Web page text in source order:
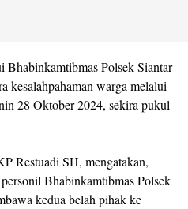
Bhabinkamtibmas Polsek Siantar
kesalahpahaman warga melalui
28 Oktober 2024, sekira pukul
Restuadi SH, mengatakan,
Bhabinkamtibmas Polsek
kedua belah pihak ke